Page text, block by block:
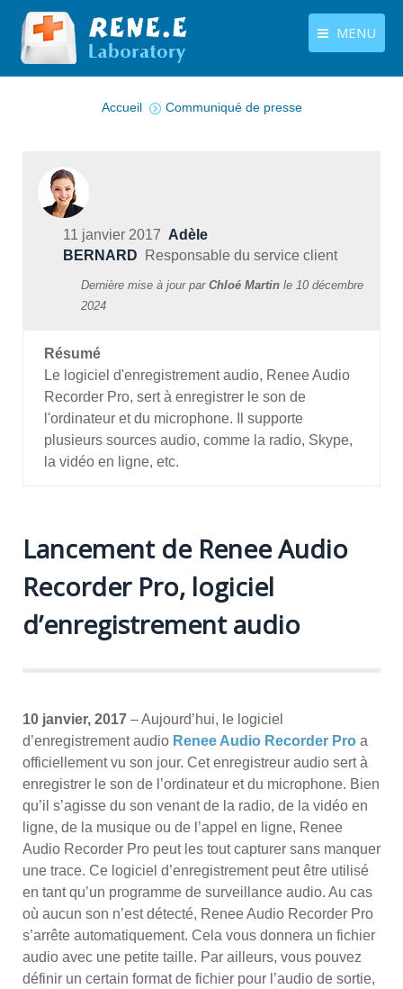
MENU
Contactez-nous
Accueil Communiqué de presse
11 janvier 2017 Adèle
BERNARD Responsable du service client
Dernière mise à jour par Chloé Martin le 10 décembre
2024
Résumé
Le logiciel d'enregistrement audio, Renee Audio
Recorder Pro, sert à enregistrer le son de
l'ordinateur et du microphone. Il supporte
plusieurs sources audio, comme la radio, Skype,
la vidéo en ligne, etc.
Lancement de Renee Audio
Recorder Pro, logiciel
d’enregistrement audio
10 janvier, 2017 – Aujourd’hui, le logiciel
d’enregistrement audio Renee Audio Recorder Pro a
officiellement vu son jour. Cet enregistreur audio sert à
enregistrer le son de l’ordinateur et du microphone. Bien
qu’il s’agisse du son venant de la radio, de la vidéo en
ligne, de la musique ou de l’appel en ligne, Renee
Audio Recorder Pro peut les tout capturer sans manquer
une trace. Ce logiciel d’enregistrement peut être utilisé
en tant qu’un programme de surveillance audio. Au cas
où aucun son n’est détecté, Renee Audio Recorder Pro
s’arrête automatiquement. Cela vous donnera un fichier
audio avec une petite taille. Par ailleurs, vous pouvez
définir un certain format de fichier pour l’audio de sortie,